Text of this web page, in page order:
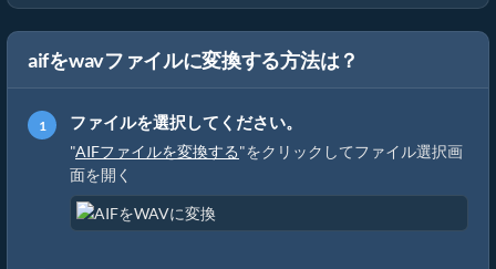
aifをwavファイルに変換する方法は？
ファイルを選択してください。
"AIFファイルを変換する"をクリックしてファイル選択画
面を開く